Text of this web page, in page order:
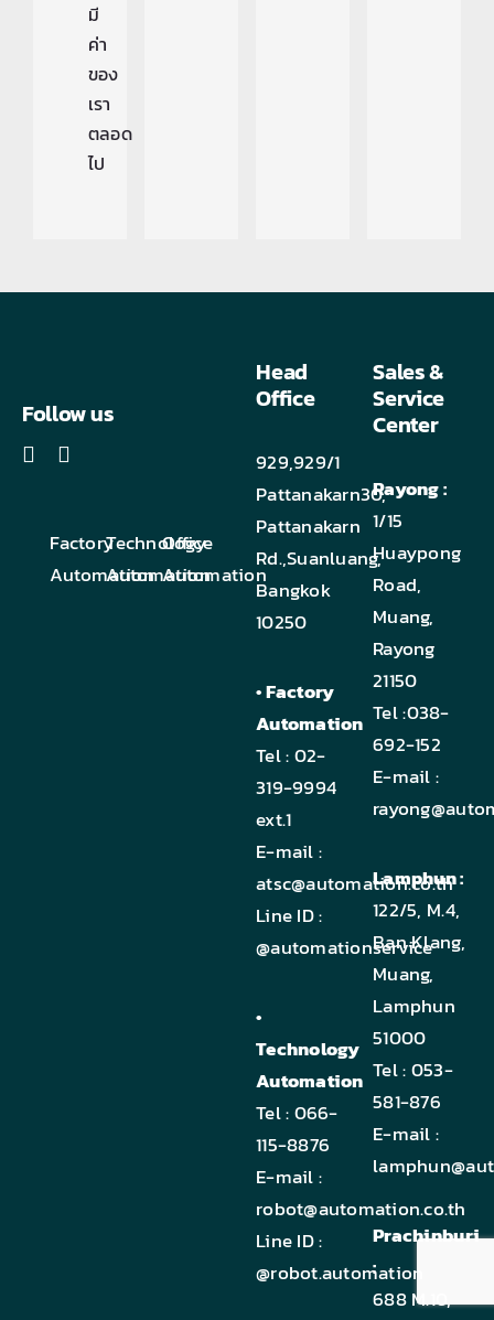
มี
ค่า
ของ
เรา
ตลอด
ไป
Follow us
Factory
Automation
Technology
Automation
Office
Automation
Head
Office
929,929/1
Pattanakarn30,
Pattanakarn
Rd.,Suanluang,
Bangkok
10250
• Factory
Automation
Tel :02-
319-9994
ext.1
E-mail :
atsc@automation.co.th
Line ID :
@automationservice
•
Technology
Automation
Tel :066-
115-8876
E-mail :
robot@automation.co.th
Line ID :
@robot.automation
Sales &
Service
Center
Rayong :
1/15
Huaypong
Road,
Muang,
Rayong
21150
Tel :038-
692-152
E-mail :
Lamphun :
122/5, M.4,
Ban Klang,
Muang,
Lamphun
51000
Tel :053-
581-876
E-mail :
Prachinburi
:
688 M.10,